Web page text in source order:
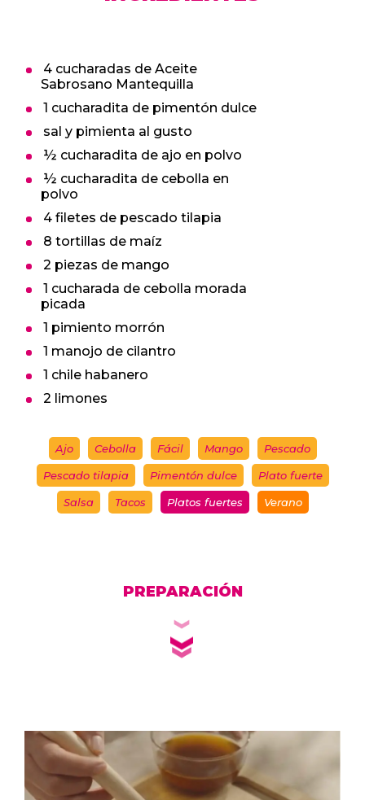
4 cucharadas de Aceite
Sabrosano Mantequilla
1 cucharadita de pimentón dulce
sal y pimienta al gusto
½ cucharadita de ajo en polvo
½ cucharadita de cebolla en
polvo
4 filetes de pescado tilapia
8 tortillas de maíz
2 piezas de mango
1 cucharada de cebolla morada
picada
1 pimiento morrón
1 manojo de cilantro
1 chile habanero
2 limones
Ajo Cebolla Fácil Mango Pescado
Pescado tilapia Pimentón dulce Plato fuerte
Salsa Tacos Platos fuertes Verano
PREPARACIÓN